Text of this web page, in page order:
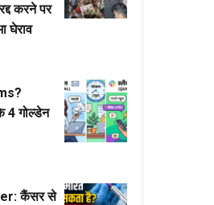
करने पर
घेराव
4 गोल्डेन
कैंसर से